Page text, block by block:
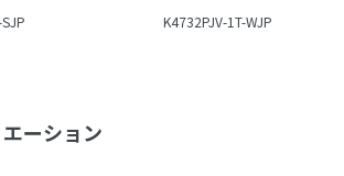
K4732PJV-1T-WJP
ーション